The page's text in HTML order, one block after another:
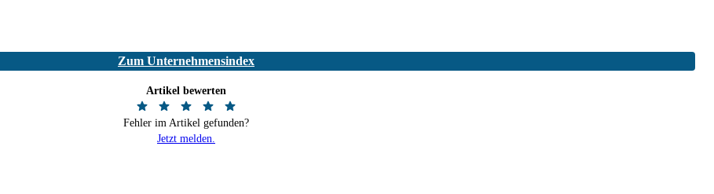
Zum Unternehmensindex
Artikel bewerten
Fehler im Artikel gefunden?
Jetzt melden.